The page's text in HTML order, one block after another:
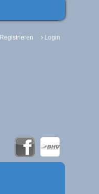
Registrieren Login